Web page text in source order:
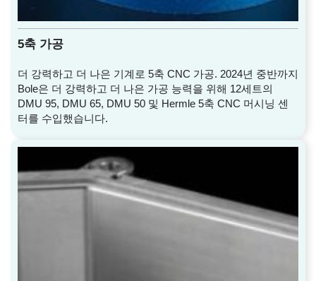
5축 가공
더 강력하고 더 나은 기계로 5축 CNC 가공. 2024년 중반까지
Bole은 더 강력하고 더 나은 가공 능력을 위해 12세트의
DMU 95, DMU 65, DMU 50 및 Hermle 5축 CNC 머시닝 센
터를 수입했습니다.